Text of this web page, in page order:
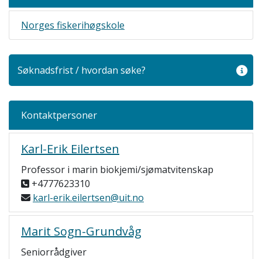
Norges fiskerihøgskole
Søknadsfrist / hvordan søke?
Kontaktpersoner
Karl-Erik Eilertsen
Professor i marin biokjemi/sjømatvitenskap
+4777623310
karl-erik.eilertsen@uit.no
Marit Sogn-Grundvåg
Seniorrådgiver